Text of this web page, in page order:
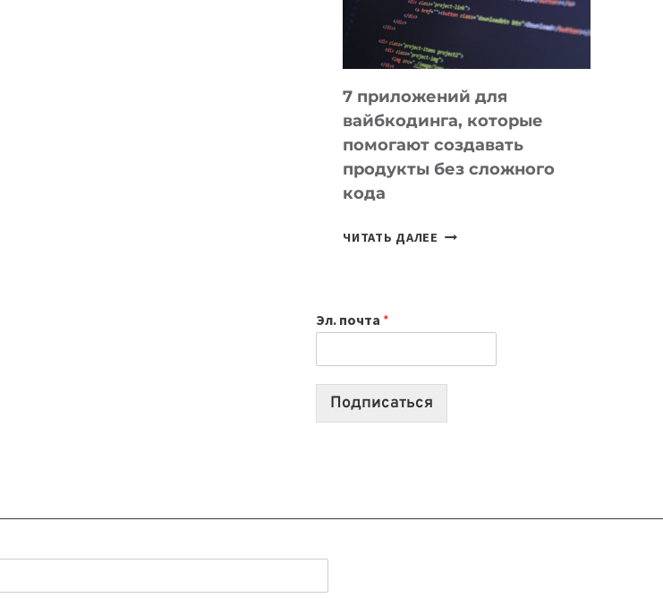
РАБОТЫ
7 приложений для
вайбкодинга, которые
помогают создавать
продукты без сложного
кода
ЧИТАТЬ ДАЛЕЕ
СОЗДАВАТЬ
ПРОДУКТЫ
Эл. почта *
Подписаться